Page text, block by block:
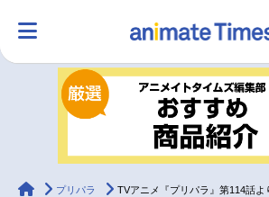
ランキング アニメ
ラジオ
animateTimes
プリパラ TVアニメ『プリパラ』第114話